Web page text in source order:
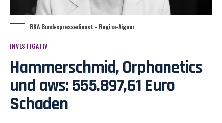
BKA Bundespressedienst - Regina-Aigner
INVESTIGATIV
Hammerschmid, Orphanetics
und aws: 555.897,61 Euro
Schaden